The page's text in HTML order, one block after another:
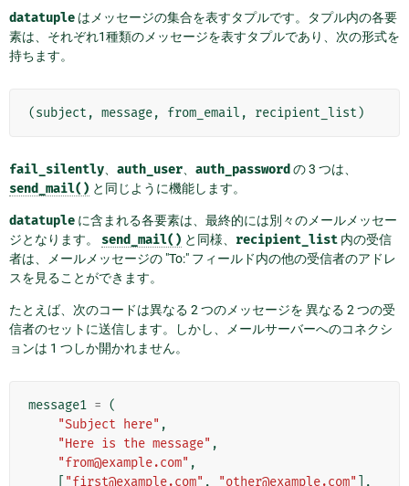
datatuple はメッセージの集合を表すタプルです。タプル内の各要
素は、それぞれ1種類のメッセージを表すタプルであり、次の形式を
持ちます。
(subject , message, from_email , recipient_list )
fail_silently、 auth_user、 auth_password の 3 つは、
send_mail() と同じように機能します。
datatuple に含まれる各要素は、最終的には別々のメールメッセー
ジとなります。 send_mail() と同様、 recipient_list 内の受信
者は、メールメッセージの "To:" フィールド内の他の受信者のアドレ
スを見ることができます。
たとえば、次のコードは異なる 2 つのメッセージを 異なる 2 つの受
信者のセットに送信します。しかし、メールサーバーへのコネクシ
ョンは 1 つしか開かれません。
message1 = (
"Subject here" ,
"Here is the message" ,
"from@example.com" ,
"first@example.com" , "other@example.com" ],